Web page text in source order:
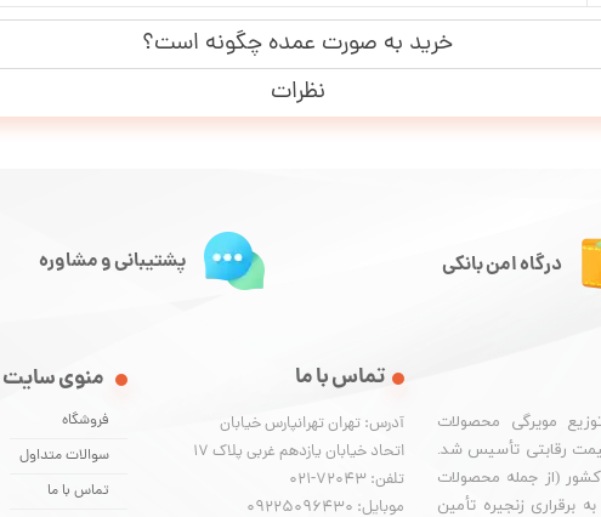
خرید به صورت عمده چگونه است؟
نظرات
مویرگی محصولات
رقابتی تأسیس شد.
کشور (از جمله محصولات
زنجیره تأمین
منوی سایت
فروشگاه
سوالات متداول
تماس با ما
تماس با ما
آدرس: تهران تهرانپارس خیابان
اتحاد خیابان یازدهم غربی پلاک ۱۷
تلفن: 72043-021
موبایل: 09225096430
درگاه امن بانکی پشتیبانی و مشاوره